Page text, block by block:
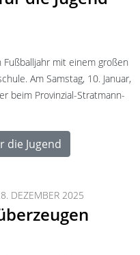
mit einem großen
Am Samstag, 10. Januar,
beim Provinzial-Stratmann-
die Jugend
DEZEMBER 2025